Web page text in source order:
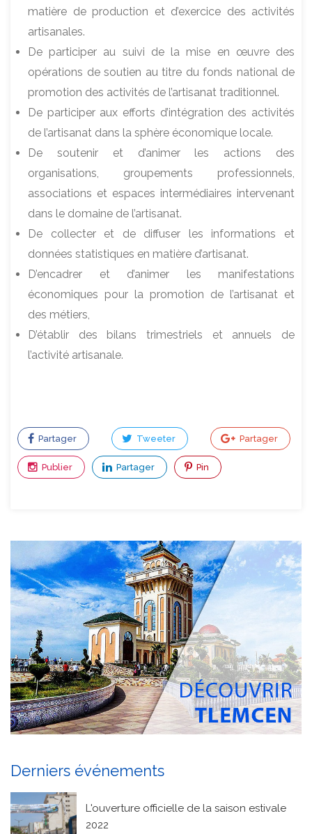
matière de production et d’exercice des activités
artisanales.
De participer au suivi de la mise en œuvre des
opérations de soutien au titre du fonds national de
promotion des activités de l’artisanat traditionnel.
De participer aux efforts d’intégration des activités
de l’artisanat dans la sphère économique locale.
De soutenir et d’animer les actions des
organisations, groupements professionnels,
associations et espaces intermédiaires intervenant
dans le domaine de l’artisanat.
De collecter et de diffuser les informations et
données statistiques en matière d’artisanat.
D’encadrer et d’animer les manifestations
économiques pour la promotion de l’artisanat et
des métiers,
D’établir des bilans trimestriels et annuels de
l’activité artisanale.
Partager Tweeter Partager
Publier Partager Pin
Derniers événements
L'ouverture officielle de la saison estivale
2022